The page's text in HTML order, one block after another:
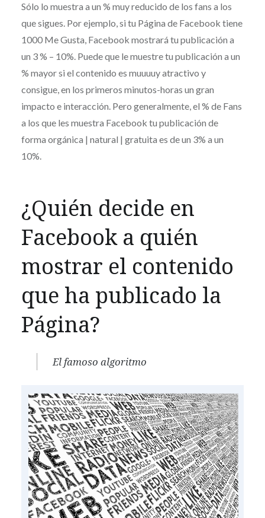
Sólo lo muestra a un % muy reducido de los fans a los
que sigues. Por ejemplo, si tu Página de Facebook tiene
1000 Me Gusta, Facebook mostrará tu publicación a
un 3 % – 10%. Puede que le muestre tu publicación a un
% mayor si el contenido es muuuuy atractivo y
consigue, en los primeros minutos-horas un gran
impacto e interacción. Pero generalmente, el % de Fans
a los que les muestra Facebook tu publicación de
forma orgánica | natural | gratuita es de un 3% a un
10%.
¿Quién decide en
Facebook a quién
mostrar el contenido
que ha publicado la
Página?
El famoso algoritmo